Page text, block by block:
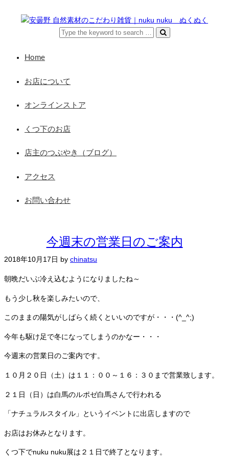
Home
お店について
オンラインストア
くつ下のお店
店主のつぶやき（ブログ）
アクセス
お問い合わせ
今週末の営業日のご案内
2018年10月17日 by chinatsu
朝晩だいぶ冷え込むようになりましたね～
もう少し秋を楽しみたいので、
このままの陽気がしばらく続くといいのですが・・・(^_^;)
今年も駆け足で冬になってしまうのかなー・・・
今週末の営業日のご案内です。
１０月２０日（土）は１１：００～１６：３０まで営業致します。
２１日（日）は白馬のルポゼ白馬さんで行われる
「ナチュラルスタイル」というイベントに出店しますので
お店はお休みとなります。
くつ下でnuku nuku展は２１日で終了となります。